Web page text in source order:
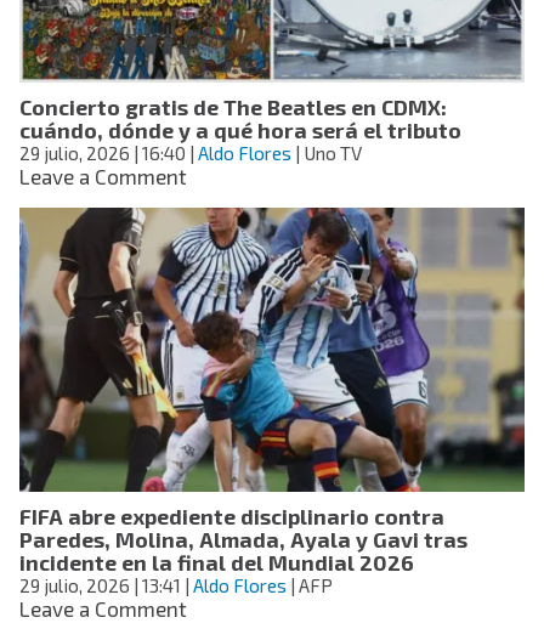
están
tratando
como
si
tuviera
una
parálisis”
Concierto gratis de The Beatles en CDMX:
cuándo, dónde y a qué hora será el tributo
29 julio, 2026 | 16:40 Aldo Flores | Uno TV
Leave a Commenton
gratis
de
The
Beatles
en
CDMX:
cuándo,
dónde
y
a
qué
hora
será
el
tributo
FIFA abre expediente disciplinario contra
Paredes, Molina, Almada, Ayala y Gavi tras
incidente en la final del Mundial 2026
29 julio, 2026 | 13:41 Aldo Flores | AFP
Leave a Commenton